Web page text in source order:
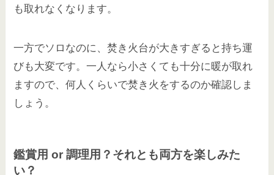
も取れなくなります。
一方でソロなのに、焚き火台が大きすぎると持ち運
びも大変です。一人なら小さくても十分に暖が取れ
ますので、何人くらいで焚き火をするのか確認しま
しょう。
鑑賞用 or 調理用？それとも両方を楽しみた
い？